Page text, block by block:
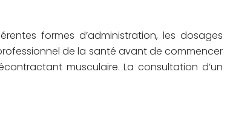
formes d’administration, les dosages
de la santé avant de commencer
musculaire. La consultation d’un